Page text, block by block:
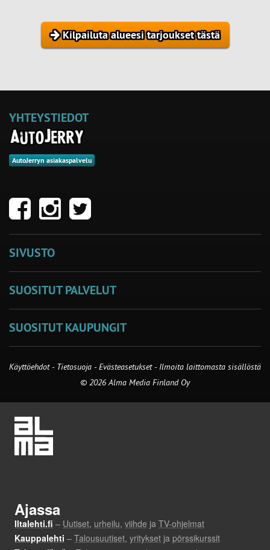
Kilpailuta alueesi tarjoukset tästä
YHTEYSTIEDOT
AutoJerryn asiakaspalvelu
SIVUSTO
SUOSITUT PALVELUT
SUOSITUT KAUPUNGIT
Käyttöehdot - Tietosuoja -Evästeasetukset- Ilmoita laittomasta sisällöstä
© 2026 Alma Media Finland Oy